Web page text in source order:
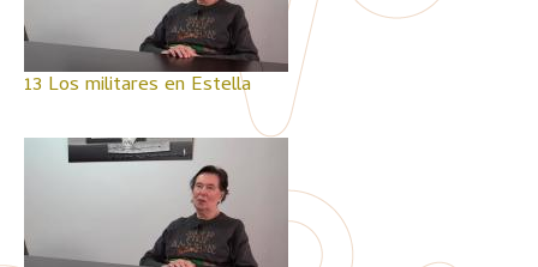
13 Los militares en Estella